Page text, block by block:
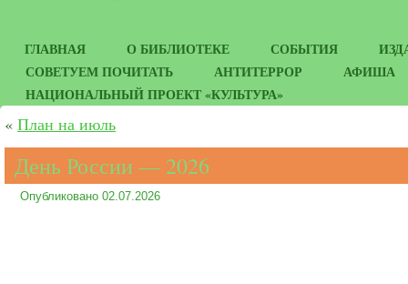
ГЛАВНАЯ О БИБЛИОТЕКЕ СОБЫТИЯ
СОВЕТУЕМ ПОЧИТАТЬ
АНТИТЕРРОР
АФИША
НАЦИОНАЛЬНЫЙ ПРОЕКТ «КУЛЬТУРА»
« План на июль
День России — 2026
Опубликовано 02.07.2026